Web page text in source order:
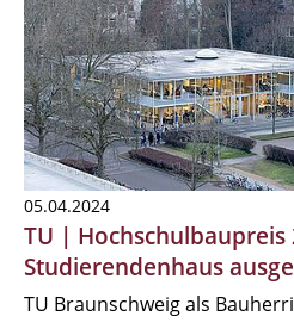
05.04.2024
TU | Hochschulbaupreis
Studierendenhaus
TU Braunschweig als